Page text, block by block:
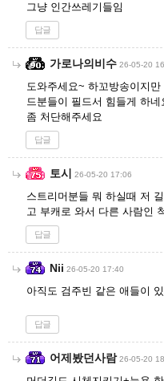
그냥 인간쓰레기들임
답글
가로나의비수 26-05-20
도와주세요~ 하꼬방송이지
드분들이 필드서 힘들게 하
좀 처단해주세요
답글
토시 26-05-20 17:06
스트리머분들 뭐 하실때 저
고 부캐로 와서 다른 사람인
답글
Nii 26-05-20 17:40
아직도 검주빈 같은 애들이
답글
어제봤던사람 26-05-20